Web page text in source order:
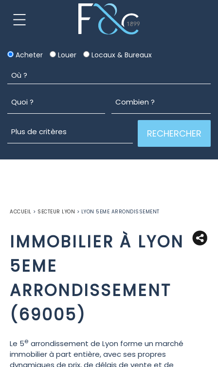
Acheter Louer Locaux & Bureaux
ACCUEIL > SECTEUR LYON > LYON 5EME ARRONDISSEMENT
IMMOBILIER À LYON
5EME
ARRONDISSEMENT
(69005)
Le 5e arrondissement de Lyon forme un marché
immobilier à part entière, avec ses propres
dynamiques de prix, de délais de vente et de